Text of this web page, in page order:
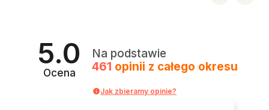
5.0
Ocena
Na podstawie
461 opinii z całego okresu
Jak zbieramy opinie?